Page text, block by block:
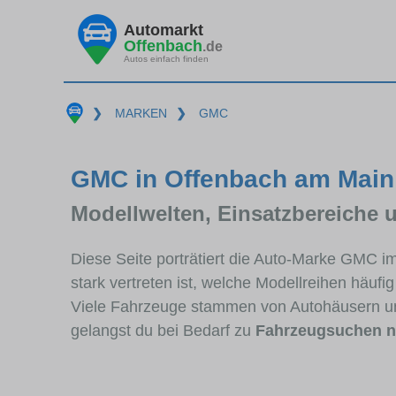
Automarkt
Offenbach.de
Autos einfach finden
❯ MARKEN ❯ GMC
GMC in Offenbach am
Modellwelten, Einsatzbereiche
Diese Seite porträtiert die Auto-Marke GMC
stark vertreten ist, welche Modellreihen
Viele Fahrzeuge stammen von Autohäusern
gelangst du bei Bedarf zu Fahrzeugsuchen